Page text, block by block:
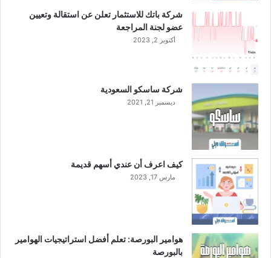
ي
ن
ع
م
شركة باتك للاستثمار تعلن عن استقالة وتعيين
عضو لجنة المراجعة
أكتوبر 2, 2023
شركة ساسكو السعودية
ديسمبر 21, 2021
كيف اعرف أن عندي أسهم قديمة
مارس 17, 2023
هوامير البورصة: تعلم أفضل استراتيجيات الهوامير
بالبورصة